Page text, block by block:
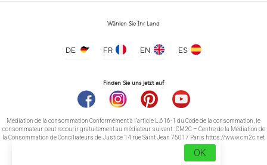
Wählen Sie Ihr Land
DE FR EN ES
Finden Sie uns jetzt auf
Médiation de la consommation Conformément à l’article L.616-1 du Code de la consommation, le
consommateur peut recourir gratuitement au médiateur suivant : CM2C – Centre de la Médiation de
la Consommation de Conciliateurs de Justice 14 rue Saint Jean 75017 Paris https://www.cm2c.net
OK